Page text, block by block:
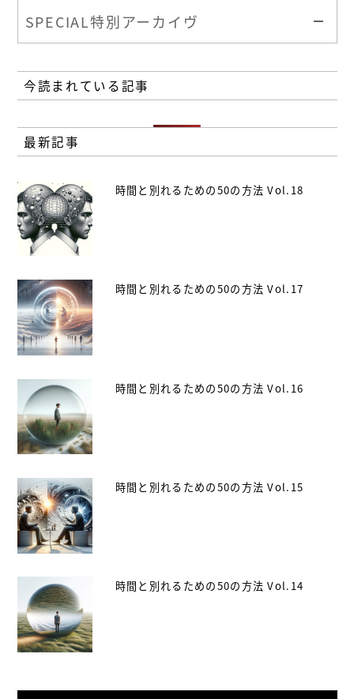
SPECIAL特別アーカイヴ
今読まれている記事
最新記事
時間と別れるための50の方法 Vol.18
時間と別れるための50の方法 Vol.17
時間と別れるための50の方法 Vol.16
時間と別れるための50の方法 Vol.15
時間と別れるための50の方法 Vol.14